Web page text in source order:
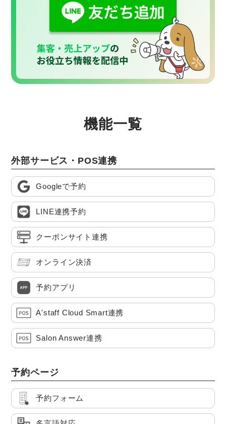
機能一覧
外部サービス・POS連携
Googleで予約
LINE連携予約
クーポンサイト連携
オンライン決済
予約アプリ
A'staff Cloud Smart連携
Salon Answer連携
予約ページ
予約フォーム